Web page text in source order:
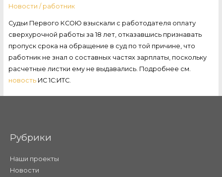
Новости / работник
Судьи Первого КСОЮ взыскали с работодателя оплату
сверхурочной работы за 18 лет, отказавшись признавать
пропуск срока на обращение в суд по той причине, что
работник не знал о составных частях зарплаты, поскольку
расчетные листки ему не выдавались. Подробнее см.
новостьИС 1С:ИТС.
Рубрики
Наши проекты
Новости